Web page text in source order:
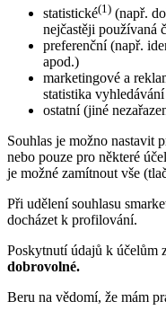
statistické(1) (např.
nejčastěji používaná
preferenční (např.
apod.)
marketingové a
statistika
ostatní (jiné
Souhlas je možno nastavit
nebo pouze pro některé
je možné zamítnout vše
Při udělení souhlasu
docházet k profilování.
Poskytnutí údajů k účelům
dobrovolné.
Beru na vědomí, že mám